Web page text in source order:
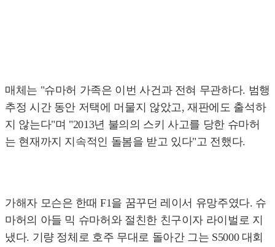
매체는 "슈마허 가족은 이번 사건과 전혀 무관하다. 범행
추정 시간 동안 저택에 머물지 않았고, 재판에도 출석하
지 않는다"며 "2013년 불의의 스키 사고를 당한 슈마허
는 현재까지 지속적인 돌봄을 받고 있다"고 전했다.
가해자 모슨은 한때 F1을 꿈꾸던 레이서 유망주였다. 슈
마허의 아들 믹 슈마허와 절친한 친구이자 라이벌로 지
냈다. 기량 정체로 호주 무대로 돌아간 그는 S5000 대회